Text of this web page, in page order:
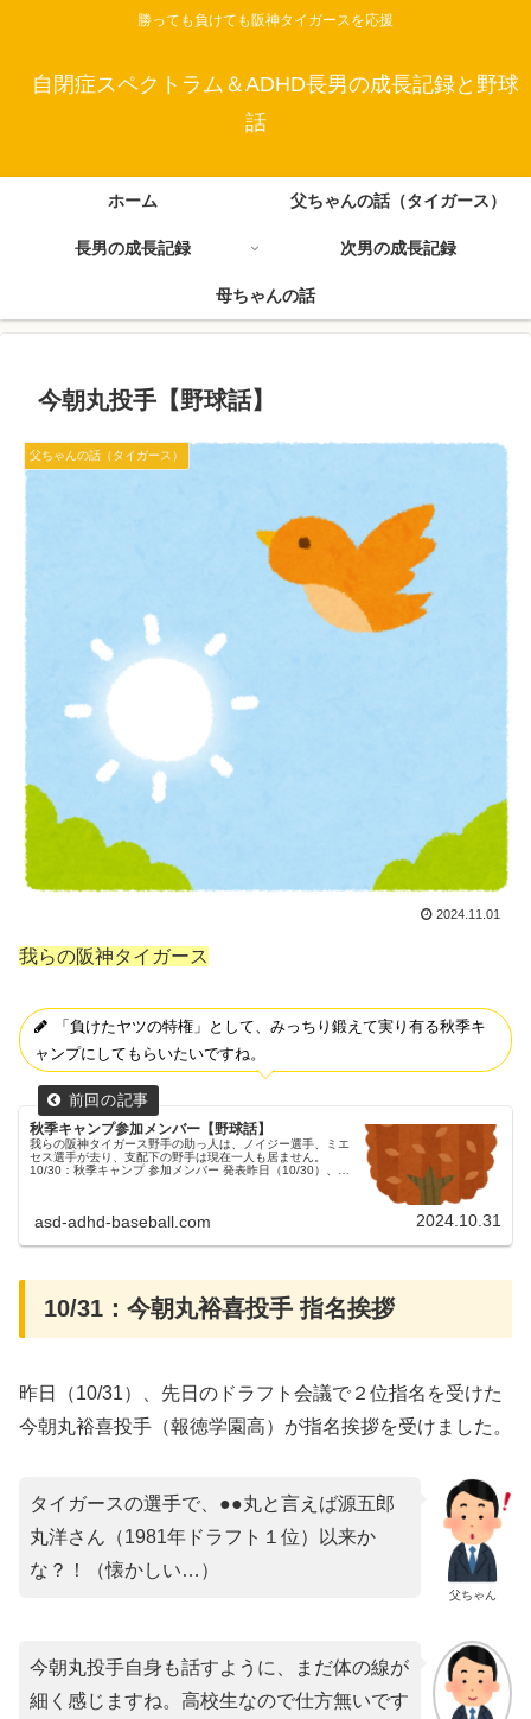
勝っても負けても阪神タイガースを応援
自閉症スペクトラム＆ADHD長男の成長記録と野球
話
ホーム 父ちゃんの話（タイガース）
長男の成長記録 次男の成長記録
母ちゃんの話
今朝丸投手【野球話】
父ちゃんの話（タイガース）
2024.11.01
我らの阪神タイガース
「負けたヤツの特権」として、みっちり鍛えて実り有る秋季キ
ャンプにしてもらいたいですね。
秋季キャンプ参加メンバー【野球話】
我らの阪神タイガース野手の助っ人は、ノイジー選手、ミエ
セス選手が去り、支配下の野手は現在一人も居ません。
10/30：秋季キャンプ 参加メンバー 発表昨日（10/30）、
asd-adhd-baseball.com 2024.10.31
10/31：今朝丸裕喜投手 指名挨拶
昨日（10/31）、先日のドラフト会議で２位指名を受けた
今朝丸裕喜投手（報徳学園高）が指名挨拶を受けました。
父ちゃん
タイガースの選手で、●●丸と言えば源五郎
丸洋さん（1981年ドラフト１位）以来か
な？！（懐かしい…）
今朝丸投手自身も話すように、まだ体の線が
細く感じますね。高校生なので仕方無いです